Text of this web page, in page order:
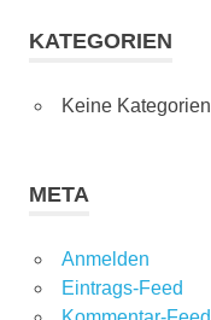
KATEGORIEN
Keine Kategorien
META
Anmelden
Eintrags-Feed